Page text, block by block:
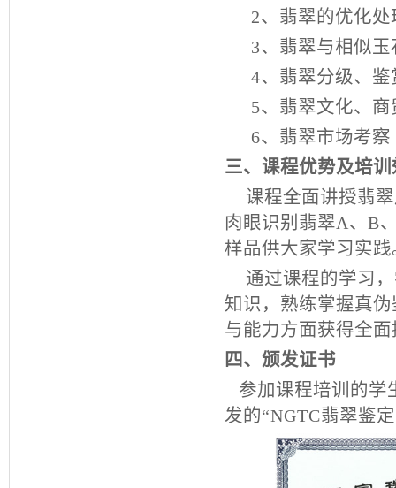
2、翡翠的优化处
3、翡翠与相似玉
4、翡翠分级、鉴
5、翡翠文化、
6、翡翠市场考察
三、课程优势及培训
课程全面讲授翡
肉眼识别翡翠A、 B
样品供大家学习实践
通过课程的学习
知识，熟练掌握真
与能力方面获得全
四、颁发证书
参加课程培训的学
发的“NGTC翡翠鉴